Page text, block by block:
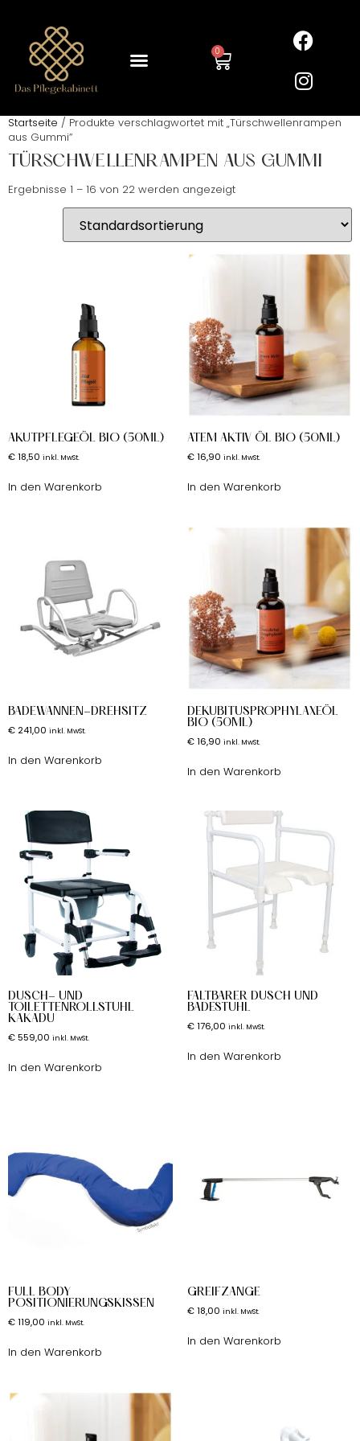
0
Startseite / Produkte verschlagwortet mit „Türschwellenrampen
aus Gummi“
TÜRSCHWELLENRAMPEN AUS GUMMI
Ergebnisse 1 – 16 von 22 werden angezeigt
AKUTPFLEGEÖL BIO (50ML)
€18,50 inkl. MwSt.
In den Warenkorb
ATEM AKTIV ÖL BIO (50ML)
€16,90 inkl. MwSt.
In den Warenkorb
BADEWANNEN-DREHSITZ
€ 241,00 inkl. MwSt.
In den Warenkorb
DEKUBITUSPROPHYLAXEÖL
BIO (50ML)
€16,90 inkl. MwSt.
In den Warenkorb
DUSCH- UND
TOILETTENROLLSTUHL
KAKADU
€559,00 inkl. MwSt.
In den Warenkorb
FALTBARER DUSCH UND
BADESTUHL
€176,00 inkl. MwSt.
In den Warenkorb
FULL BODY
POSITIONIERUNGSKISSEN
€119,00 inkl. MwSt.
In den Warenkorb
GREIFZANGE
€18,00 inkl. MwSt.
In den Warenkorb